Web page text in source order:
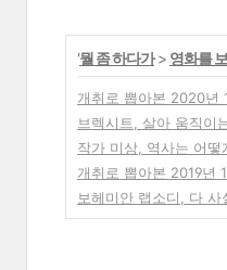
'뭘 좀 하다가> 영화를
개취로 뽑아본 2020년
브렉시트, 살아 움직이
작가 미상, 역사는 어
개취로 뽑아본 2019년
보헤미안 랩소디, 다 사